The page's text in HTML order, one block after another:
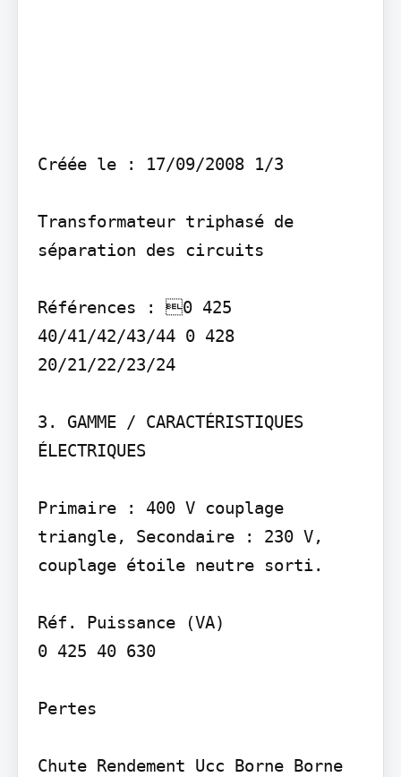
Créée le : 17/09/2008 1/3
Transformateur triphasé de
séparation des circuits
Références : 0 425
40/41/42/43/44 0 428
20/21/22/23/24
3. GAMME / CARACTÉRISTIQUES
ÉLECTRIQUES
Primaire : 400 V couplage
triangle, Secondaire : 230 V,
couplage étoile neutre sorti.
Réf. Puissance (VA)
0 425 40 630
Pertes
Chute Rendement Ucc Borne Borne